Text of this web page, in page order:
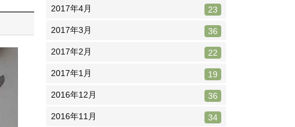
2017年4月 23
2017年3月 36
2017年2月 22
2017年1月 19
2016年12月 36
2016年11月 34